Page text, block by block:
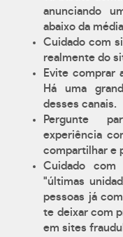
anunciando
abaixo da
Cuidado com
realmente do
Evite comprar
Há uma
desses canais.
Pergunte
experiência
compartilhar e
Cuidado com
"últimas
pessoas já
te deixar com
em sites